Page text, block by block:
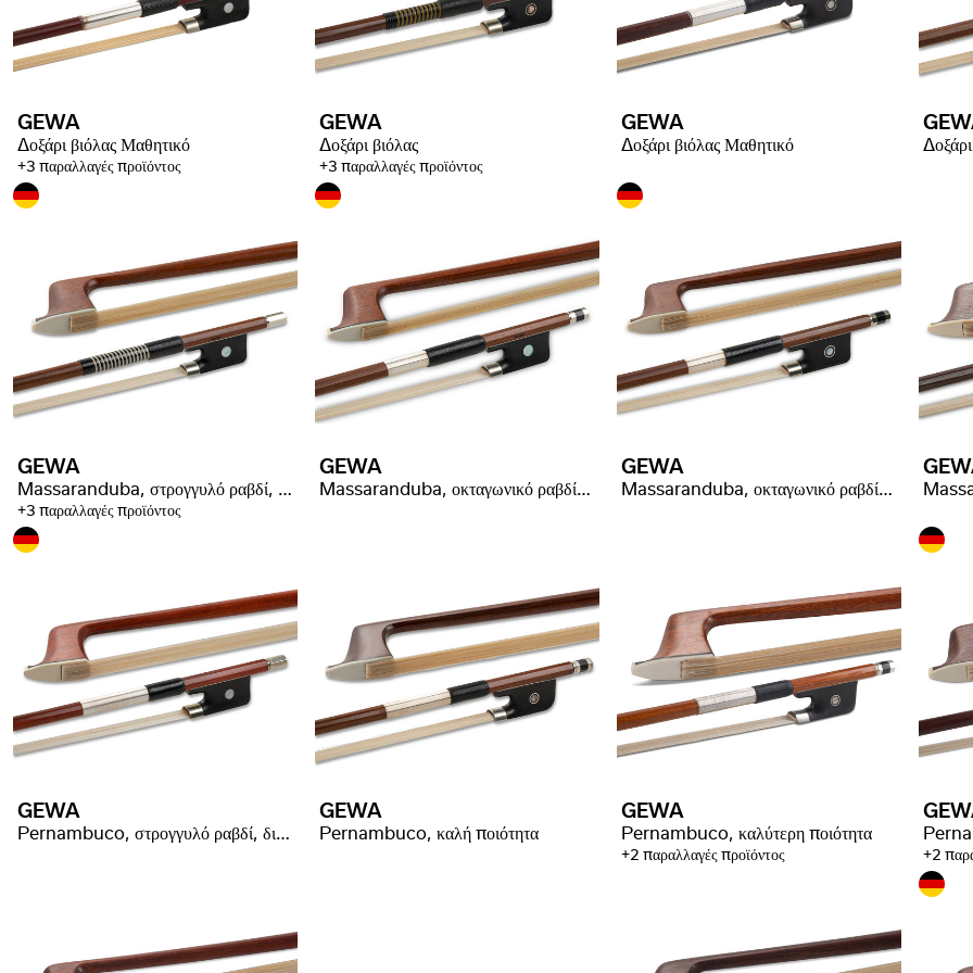
GEWA
Δοξάρι βιόλας Μαθητικό
+3 παραλλαγές προϊόντος
GEWA
Δοξάρι βιόλας
+3 παραλλαγές προϊόντος
GEWA
Δοξάρι βιόλας Μαθητικό
GEWA
Massaranduba, στρογγυλό ραβδί, τύλιγμα από κόκκαλο φάλαινας
+3 παραλλαγές προϊόντος
GEWA
Massaranduba, οκταγωνικό ραβδί, καλύτερη ποιότητα
GEWA
Massaranduba, οκταγωνικό ραβδί, διαλεγμένη ποιότητα
GEWA
Pernambuco, στρογγυλό ραβδί, διαλεγμένη ποιότητα
GEWA
Pernambuco, καλή ποιότητα
GEWA
Pernambuco, καλύτερη ποιότητα
+2 παραλλαγές προϊόντος +2